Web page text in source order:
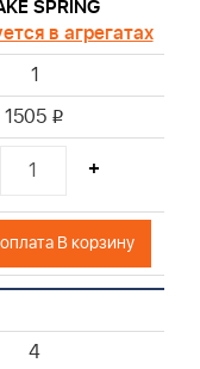
SPRING
в агрегатах
1
1505 i
+
В корзину
4